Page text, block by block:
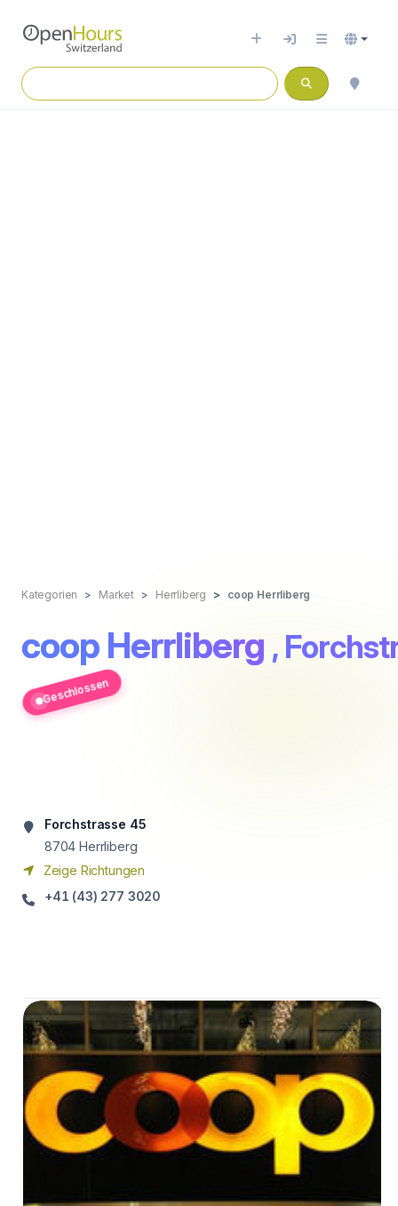
Kategorien Market Herrliberg coop Herrliberg
coop Herrliberg ,
Geschlossen
Forchstrasse 45
8704 Herrliberg
Zeige Richtungen
+41 (43) 277 3020